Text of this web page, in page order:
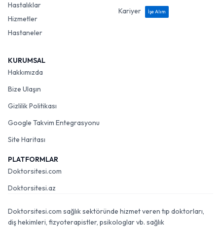
Hastalıklar
Hizmetler
Hastaneler
Kariyer
İşe Alım
KURUMSAL
Hakkımızda
Bize Ulaşın
Gizlilik Politikası
Google Takvim Entegrasyonu
Site Haritası
PLATFORMLAR
Doktorsitesi.com
Doktorsitesi.az
Doktorsitesi.com sağlık sektöründe hizmet veren tıp doktorları,
diş hekimleri, fizyoterapistler, psikologlar vb. sağlık